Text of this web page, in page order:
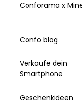
Conforama x
Confo blog
Verkaufe dein
Smartphone
Geschenkideen